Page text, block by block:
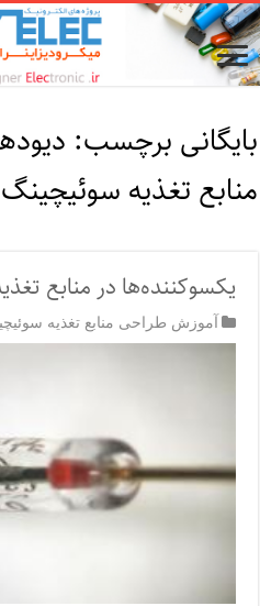
بایگانی برچسب:
منابع تغذیه سوئیچینگ
یکسوکننده‌ها در منابع
آموزش طراحی منابع تغذیه